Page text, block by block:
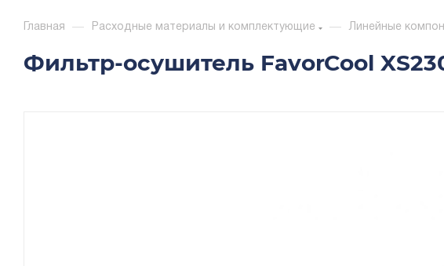
Главная — Расходные материалы и комплектующие — Линейные
Фильтр-осушитель FavorCool